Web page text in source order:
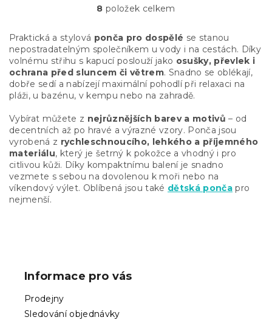
O
l
á
d
a
c
í
r
v
k
y
v
ý
p
8 položek celkem
Praktická a stylová ponča pro dospělé se stanou
nepostradatelným společníkem u vody i na cestách. Díky
volnému střihu s kapucí poslouží jako osušky, převlek i
ochrana před sluncem či větrem. Snadno se oblékají,
dobře sedí a nabízejí maximální pohodlí při relaxaci na
pláži, u bazénu, v kempu nebo na zahradě.
Vybírat můžete z nejrůznějších barev a motivů – od
decentních až po hravé a výrazné vzory. Ponča jsou
vyrobená z rychleschnoucího, lehkého a příjemného
materiálu, který je šetrný k pokožce a vhodný i pro
citlivou kůži. Díky kompaktnímu balení je snadno
vezmete s sebou na dovolenou k moři nebo na
víkendový výlet. Oblíbená jsou také dětská ponča pro
nejmenší.
Informace pro vás
Prodejny
Sledování objednávky